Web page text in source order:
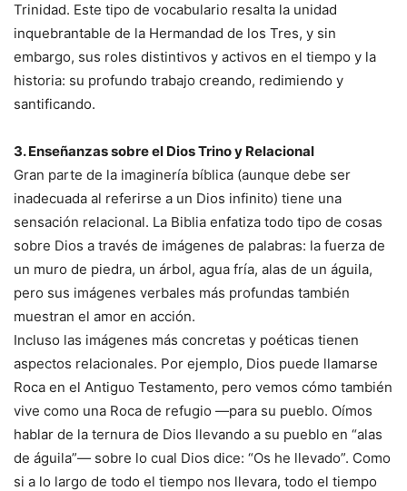
Trinidad. Este tipo de vocabulario resalta la unidad
inquebrantable de la Hermandad de los Tres, y sin
embargo, sus roles distintivos y activos en el tiempo y la
historia: su profundo trabajo creando, redimiendo y
santificando.
3. Enseñanzas sobre el Dios Trino y Relacional
Gran parte de la imaginería bíblica (aunque debe ser
inadecuada al referirse a un Dios infinito) tiene una
sensación relacional. La Biblia enfatiza todo tipo de cosas
sobre Dios a través de imágenes de palabras: la fuerza de
un muro de piedra, un árbol, agua fría, alas de un águila,
pero sus imágenes verbales más profundas también
muestran el amor en acción.
Incluso las imágenes más concretas y poéticas tienen
aspectos relacionales. Por ejemplo, Dios puede llamarse
Roca en el Antiguo Testamento, pero vemos cómo también
vive como una Roca de refugio —para su pueblo. Oímos
hablar de la ternura de Dios llevando a su pueblo en “alas
de águila”— sobre lo cual Dios dice: “Os he llevado”. Como
si a lo largo de todo el tiempo nos llevara, todo el tiempo